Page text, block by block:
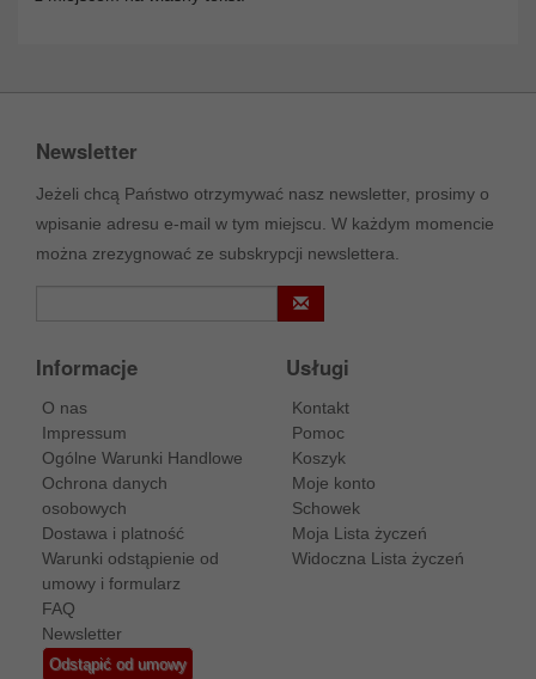
Newsletter
Jeżeli chcą Państwo otrzymywać nasz newsletter, prosimy o
wpisanie adresu e-mail w tym miejscu. W każdym momencie
można zrezygnować ze subskrypcji newslettera.
Informacje
O nas
Impressum
Ogólne Warunki Handlowe
Ochrona danych
osobowych
Dostawa i platność
Warunki odstąpienie od
umowy i formularz
FAQ
Newsletter
Odstąpić od umowy
Usługi
Kontakt
Pomoc
Koszyk
Moje konto
Schowek
Moja Lista życzeń
Widoczna Lista życzeń